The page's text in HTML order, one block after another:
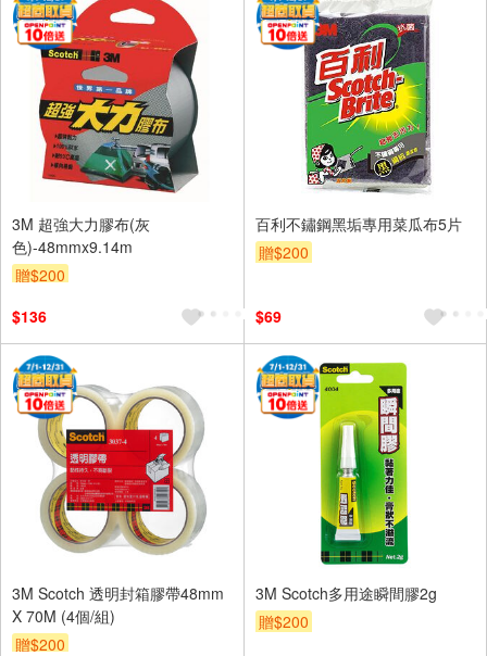
3M 超強大力膠布(灰
色)-48mmx9.14m
贈$200
$136
百利不鏽鋼黑垢專用菜瓜布5片
贈$200
$69
3M Scotch 透明封箱膠帶48mm
X 70M (4個/組)
贈$200
3M Scotch多用途瞬間膠2g
贈$200